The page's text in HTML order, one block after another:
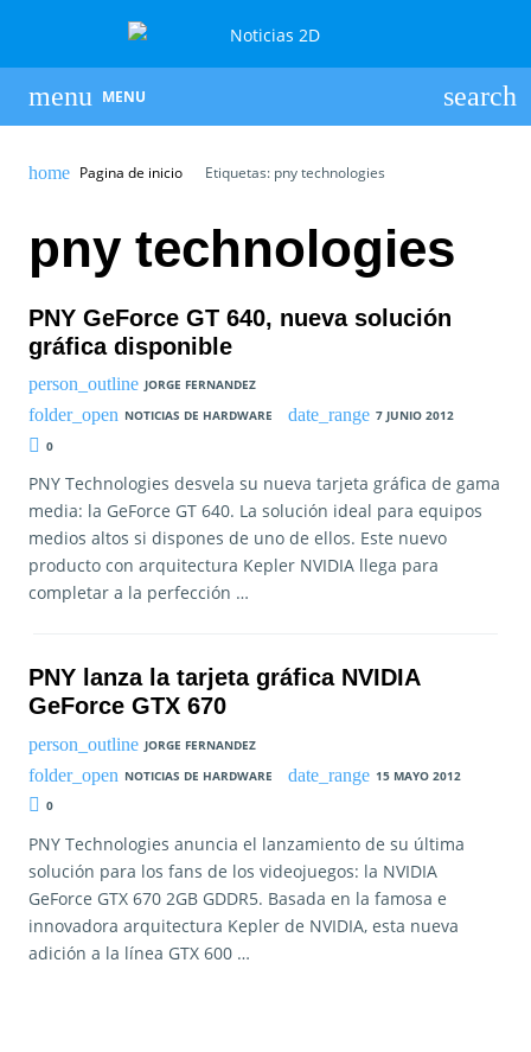
MENU
Pagina de inicio Etiquetas: pny technologies
pny technologies
PNY GeForce GT 640, nueva solución
gráfica disponible
JORGE FERNANDEZ
NOTICIAS DE HARDWARE
7 JUNIO 2012
0
PNY Technologies desvela su nueva tarjeta gráfica de gama
media: la GeForce GT 640. La solución ideal para equipos
medios altos si dispones de uno de ellos. Este nuevo
producto con arquitectura Kepler NVIDIA llega para
completar a la perfección …
PNY lanza la tarjeta gráfica NVIDIA
GeForce GTX 670
JORGE FERNANDEZ
NOTICIAS DE HARDWARE
15 MAYO 2012
0
PNY Technologies anuncia el lanzamiento de su última
solución para los fans de los videojuegos: la NVIDIA
GeForce GTX 670 2GB GDDR5. Basada en la famosa e
innovadora arquitectura Kepler de NVIDIA, esta nueva
adición a la línea GTX 600 …